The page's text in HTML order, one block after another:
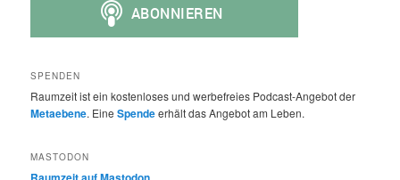
SPENDEN
Raumzeit ist ein kostenloses und werbefreies Podcast-Angebot der
Metaebene. EineSpendeerhält das Angebot am Leben.
MASTODON